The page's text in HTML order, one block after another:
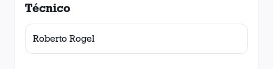
Técnico
Roberto Rogel